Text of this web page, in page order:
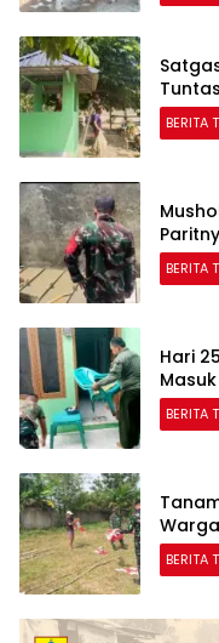
BERITA
BERITA
Hari
BERITA
BERITA